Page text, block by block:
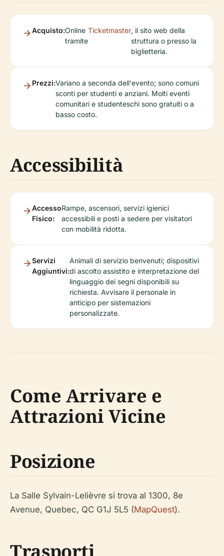
Acquisto:Online
tramite
Ticketmaster, il sito web della
struttura o presso la
biglietteria.
Prezzi:Variano a seconda dell'evento; sono comuni
sconti per studenti e anziani. Molti eventi
comunitari e studenteschi sono gratuiti o a
basso costo.
Accessibilità
Accesso
Fisico:
Rampe, ascensori, servizi igienici
accessibili e posti a sedere per visitatori
con mobilità ridotta.
Servizi
Aggiuntivi:
Animali di servizio benvenuti; dispositivi
di ascolto assistito e interpretazione del
linguaggio dei segni disponibili su
richiesta. Avvisare il personale in
anticipo per sistemazioni
personalizzate.
Come Arrivare e
Attrazioni Vicine
Posizione
La Salle Sylvain-Lelièvre si trova al 1300, 8e
Avenue, Quebec, QC G1J 5L5 (MapQuest).